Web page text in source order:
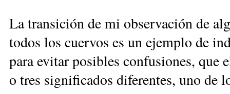
La transición de mi observación de
todos los cuervos es un ejemplo de
para evitar posibles confusiones,
o tres significados diferentes, uno de